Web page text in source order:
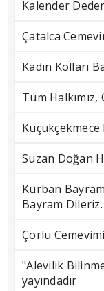
Kalender
Çatalca
Kadın Kolları
Tüm
Küçükçekmece
Suzan Doğan
Kurban
Bayram Dileriz.
Çorlu
"Alevilik
yayındadır